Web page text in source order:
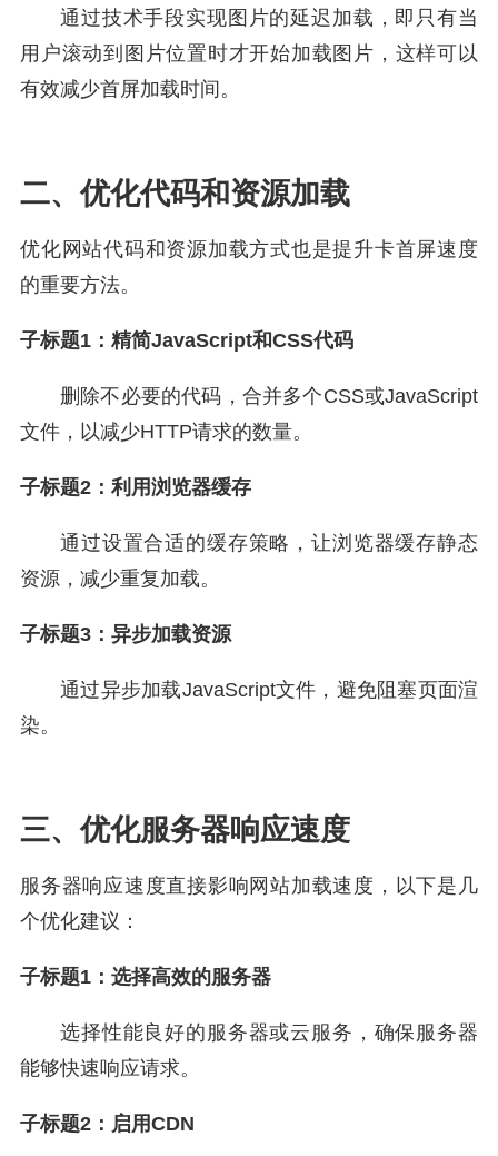
通过技术手段实现图片的延迟加载，即只有当
用户滚动到图片位置时才开始加载图片，这样可以
有效减少首屏加载时间。
二、优化代码和资源加载
优化网站代码和资源加载方式也是提升卡首屏速度
的重要方法。
子标题1：精简JavaScript和CSS代码
删除不必要的代码，合并多个CSS或JavaScript
文件，以减少HTTP请求的数量。
子标题2：利用浏览器缓存
通过设置合适的缓存策略，让浏览器缓存静态
资源，减少重复加载。
子标题3：异步加载资源
通过异步加载JavaScript文件，避免阻塞页面渲
染。
三、优化服务器响应速度
服务器响应速度直接影响网站加载速度，以下是几
个优化建议：
子标题1：选择高效的服务器
选择性能良好的服务器或云服务，确保服务器
能够快速响应请求。
子标题2：启用CDN